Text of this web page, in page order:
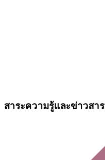
สาระความรู้และข่าวสาร